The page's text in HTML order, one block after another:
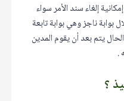
إلغاء سند الأمر سواء
ناجز وهي بوابة تابعة
يتم بعد أن يقوم المدين
.
؟